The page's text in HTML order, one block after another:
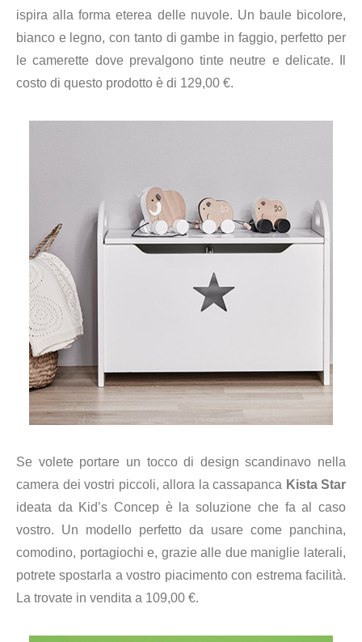
ispira alla forma eterea delle nuvole. Un baule bicolore,
bianco e legno, con tanto di gambe in faggio, perfetto per
le camerette dove prevalgono tinte neutre e delicate. Il
costo di questo prodotto è di 129,00 €.
Se volete portare un tocco di design scandinavo nella
camera dei vostri piccoli, allora la cassapanca Kista Star
ideata da Kid’s Concep è la soluzione che fa al caso
vostro. Un modello perfetto da usare come panchina,
comodino, portagiochi e, grazie alle due maniglie laterali,
potrete spostarla a vostro piacimento con estrema facilità.
La trovate in vendita a 109,00 €.